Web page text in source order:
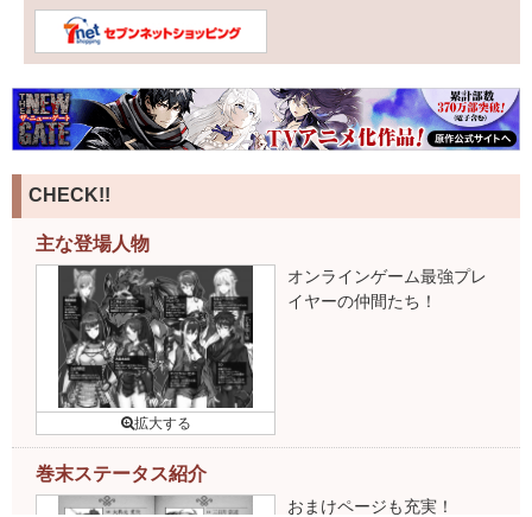
CHECK!!
主な登場人物
オンラインゲーム最強プレ
イヤーの仲間たち！
巻末ステータス紹介
おまけページも充実！